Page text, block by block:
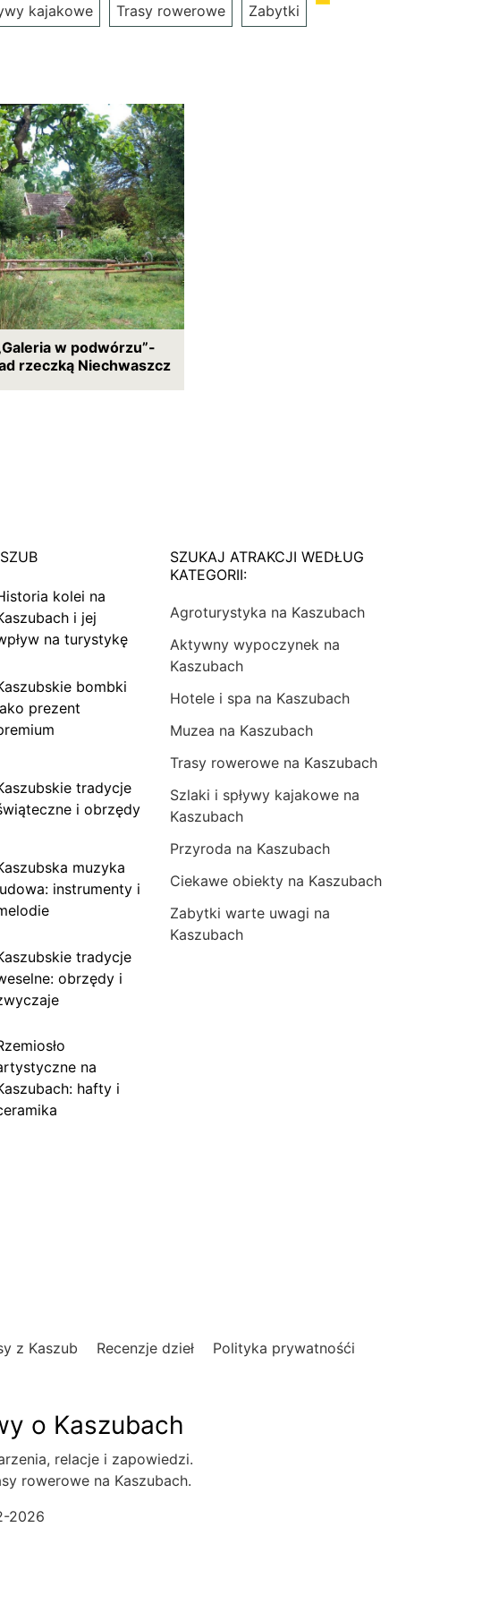
kajakowe Trasy rowerowe Zabytki
w podwórzu”-
rzeczką Niechwaszcz
kolei na
i jej
na turystykę
bombki
prezent
tradycje
i obrzędy
muzyka
instrumenty i
tradycje
obrzędy i
na
hafty i
SZUKAJ ATRAKCJI WEDŁUG
KATEGORII:
Agroturystyka na Kaszubach
Aktywny wypoczynek na
Kaszubach
Hotele i spa na Kaszubach
Muzea na Kaszubach
Trasy rowerowe na Kaszubach
Szlaki i spływy kajakowe na
Kaszubach
Przyroda na Kaszubach
Ciekawe obiekty na Kaszubach
Zabytki warte uwagi na
Kaszubach
z Kaszub Recenzje dzieł Polityka prywatnośći
o Kaszubach
relacje i zapowiedzi.
rowerowe na Kaszubach.
2026